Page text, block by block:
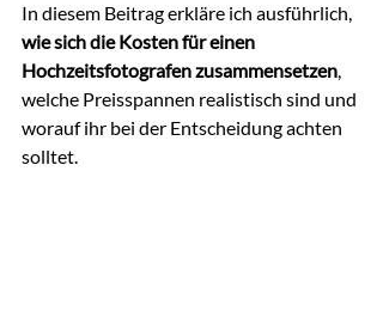
In diesem Beitrag erkläre ich ausführlich,
wie sich die Kosten für einen
Hochzeitsfotografen zusammensetzen,
welche Preisspannen realistisch sind und
worauf ihr bei der Entscheidung achten
solltet.